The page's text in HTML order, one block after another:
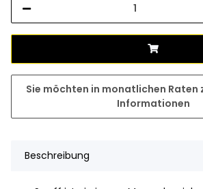
Sie möchten in monatlichen Raten
Informationen
Beschreibung